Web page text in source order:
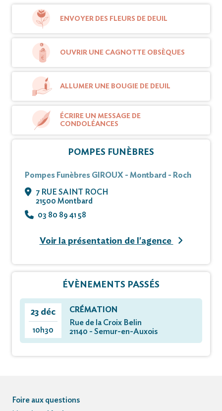
ENVOYER DES FLEURS DE DEUIL
OUVRIR UNE CAGNOTTE OBSÈQUES
ALLUMER UNE BOUGIE DE DEUIL
ÉCRIRE UN MESSAGE DE
CONDOLÉANCES
POMPES FUNÈBRES
Pompes Funèbres GIROUX - Montbard - Roch
7 RUE SAINT ROCH
21500 Montbard
03 80 89 41 58
Voir la présentation de l'agence
ÉVÈNEMENTS PASSÉS
23 déc
10h30
CRÉMATION
Rue de la Croix Belin
21140 - Semur-en-Auxois
Foire aux questions